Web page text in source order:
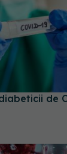
de